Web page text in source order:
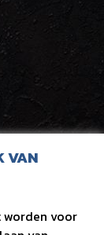
VAN
worden voor